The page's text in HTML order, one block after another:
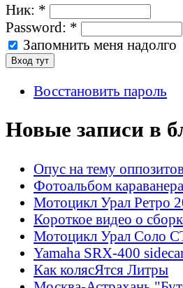
Ник: *
Password: *
Запомнить меня надолго
Восстановить пароль
Новые записи в
Опус на тему
Фотоальбом караванера
Мотоцикл Урал Ретро
Короткое видео о
Мотоцикл Урал Соло
Yamaha SRX-400
Как колясЯтся Литры